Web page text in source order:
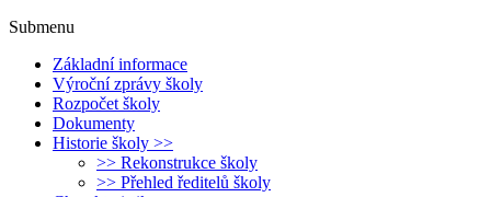
Submenu
Základní informace
Výroční zprávy školy
Rozpočet školy
Dokumenty
Historie školy >>
>> Rekonstrukce školy
>> Přehled ředitelů školy